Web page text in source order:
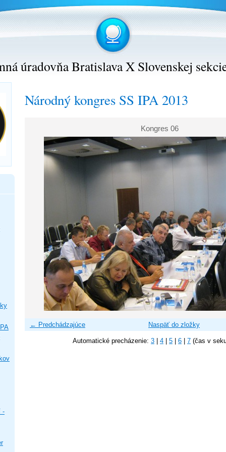
úradovňa Bratislava X Slovenskej
Národný kongres SS IPA 2013
Kongres 06
← Predchádzajúce Naspäť do zložky
Automatické precházenie: 3 4 5 6 7 (čas v
-